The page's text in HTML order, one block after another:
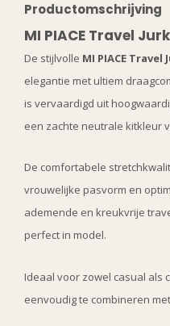
Productomschrijving
MI PIACE Travel
De stijlvolle MI PIACE Travel
elegantie met ultiem
is vervaardigd uit
een zachte neutrale kitkleur
De comfortabele
vrouwelijke pasvorm en
ademende en kreukvrije
perfect in model.
Ideaal voor zowel casual als
eenvoudig te combineren